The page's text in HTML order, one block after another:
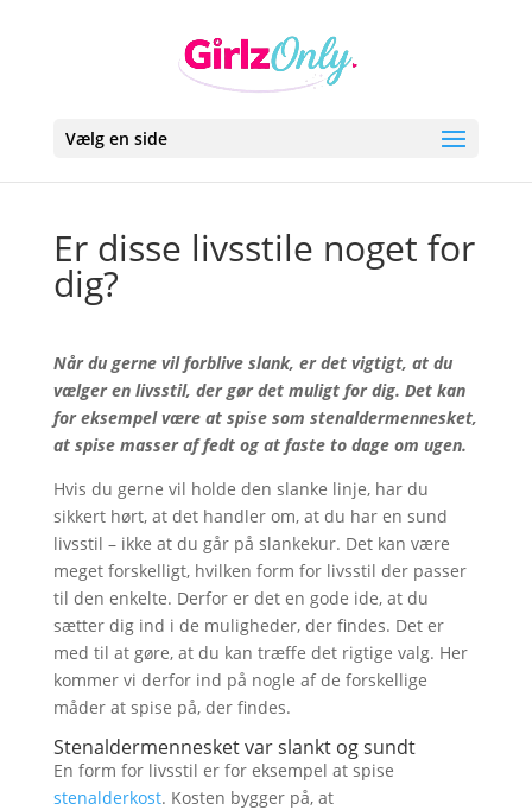
Vælg en side
Er disse livsstile noget for
dig?
Når du gerne vil forblive slank, er det vigtigt, at du
vælger en livsstil, der gør det muligt for dig. Det kan
for eksempel være at spise som stenaldermennesket,
at spise masser af fedt og at faste to dage om ugen.
Hvis du gerne vil holde den slanke linje, har du
sikkert hørt, at det handler om, at du har en sund
livsstil – ikke at du går på slankekur. Det kan være
meget forskelligt, hvilken form for livsstil der passer
til den enkelte. Derfor er det en gode ide, at du
sætter dig ind i de muligheder, der findes. Det er
med til at gøre, at du kan træffe det rigtige valg. Her
kommer vi derfor ind på nogle af de forskellige
måder at spise på, der findes.
Stenaldermennesket var slankt og sundt
En form for livsstil er for eksempel at spise
stenalderkost. Kosten bygger på, at